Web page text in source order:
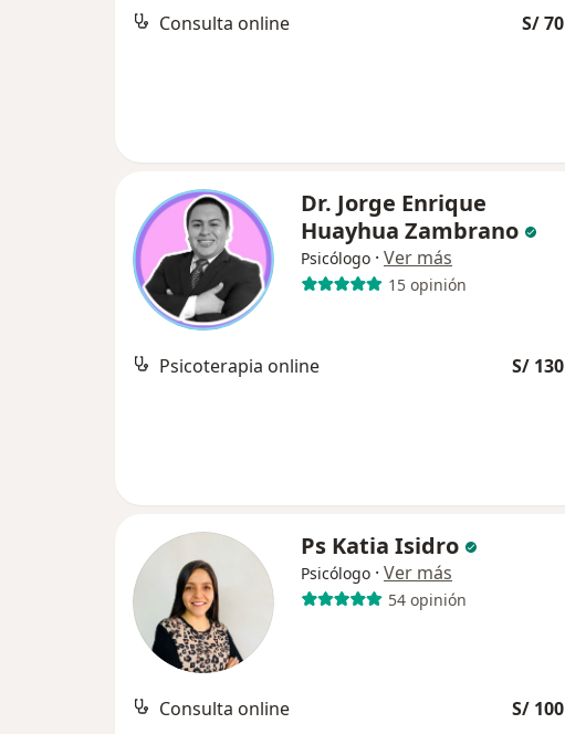
Consulta online S/ 70
Dr. Jorge Enrique
Huayhua Zambrano
Psicólogo · Ver más
15 opinión
Psicoterapia online S/ 130
Ps Katia Isidro
Psicólogo · Ver más
54 opinión
Consulta online S/ 100